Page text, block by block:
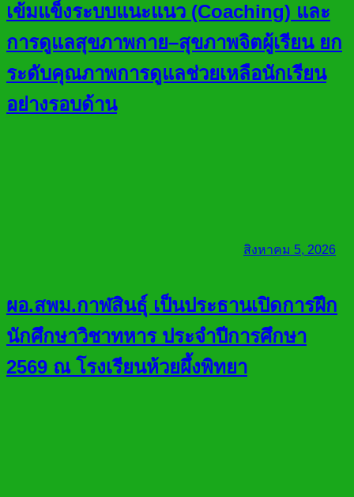
เข้มแข็งระบบแนะแนว (Coaching) และ
การดูแลสุขภาพกาย–สุขภาพจิตผู้เรียน ยก
ระดับคุณภาพการดูแลช่วยเหลือนักเรียน
อย่างรอบด้าน
สิงหาคม 5, 2026
ผอ.สพม.กาฬสินธุ์ เป็นประธานเปิดการฝึก
นักศึกษาวิชาทหาร ประจำปีการศึกษา
2569 ณ โรงเรียนห้วยผึ้งพิทยา